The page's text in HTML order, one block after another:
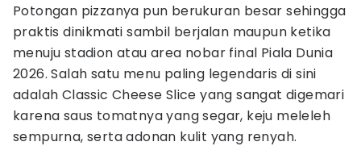
Potongan pizzanya pun berukuran besar sehingga
praktis dinikmati sambil berjalan maupun ketika
menuju stadion atau area nobar final Piala Dunia
2026. Salah satu menu paling legendaris di sini
adalah Classic Cheese Slice yang sangat digemari
karena saus tomatnya yang segar, keju meleleh
sempurna, serta adonan kulit yang renyah.